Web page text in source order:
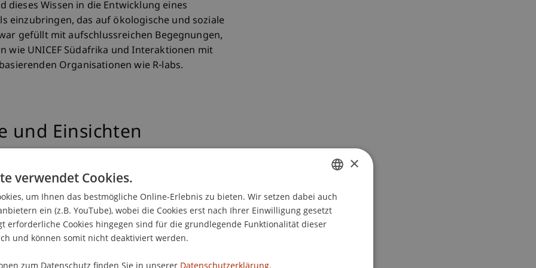
dieses Wissen in die Entwicklung eines
einzubringen, das auf ökologische und soziale
gefüllt mit aufschlussreichen Begegnungen,
UNICEF Südafrika und Interaktionen mit
Organisationen wie R-labs.
und Einsichten
durch UNICEF, die die vielfältigen
Südafrikas skizzierte. In Johannesburg
innovativer Lösungen, die die
der besuchten Regionen
GERMAN
ENGLISH
×
verwendet Cookies.
um Ihnen das bestmögliche Online-Erlebnis zu bieten. Wir setzen dabei auch
ein (z.B. YouTube), wobei die Cookies erst nach Ihrer Einwilligung gesetzt
erforderliche Cookies hingegen sind für die grundlegende Funktionalität dieser
und können somit nicht deaktiviert werden.
zum Datenschutz finden Sie in unserer Datenschutzerklärung.